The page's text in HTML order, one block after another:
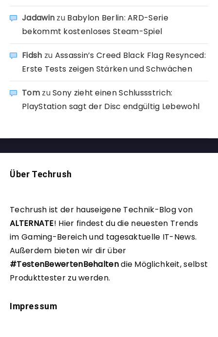
Jadawin zu Babylon Berlin: ARD-Serie
bekommt kostenloses Steam-Spiel
Fidsh zu Assassin’s Creed Black Flag Resynced:
Erste Tests zeigen Stärken und Schwächen
TomzuSony zieht einen Schlussstrich:
PlayStation sagt der Disc endgültig Lebewohl
Über Techrush
Techrush ist der hauseigene Technik-Blog von
ALTERNATE! Hier findest du die neuesten Trends
im Gaming-Bereich und tagesaktuelle IT-News.
Außerdem bieten wir dir über
#TestenBewertenBehaltendie Möglichkeit, selbst
Produkttester zu werden.
Impressum